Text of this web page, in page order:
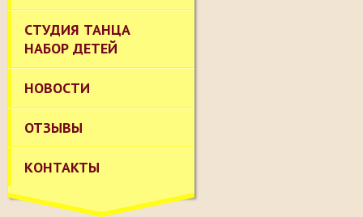
СТУДИЯ ТАНЦА
НАБОР ДЕТЕЙ
НОВОСТИ
ОТЗЫВЫ
КОНТАКТЫ